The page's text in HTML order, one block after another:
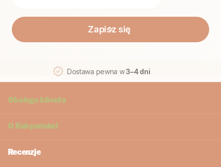
Zapisz się
Dostawa pewna w3–4 dni
Obsługa klienta
O Babywinkel
Recenzje